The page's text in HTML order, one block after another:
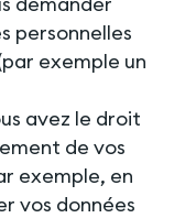
personnelles
exemple un
avez le droit
de vos
exemple, en
vos données